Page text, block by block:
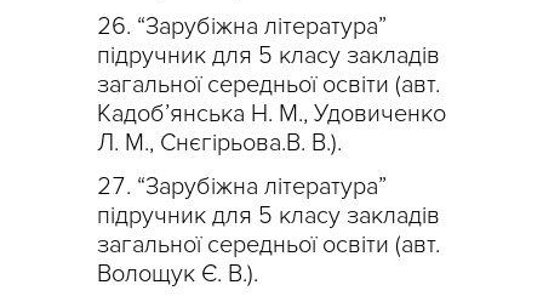
“Зарубіжна література”
підручник для 5 класу закладів
загальної середньої освіти (авт.
Кадоб’янська Н. М., Удовиченко
Л. М., Снєгірьова.В. В.).
“Зарубіжна література”
підручник для 5 класу закладів
загальної середньої освіти (авт.
Волощук Є. В.).